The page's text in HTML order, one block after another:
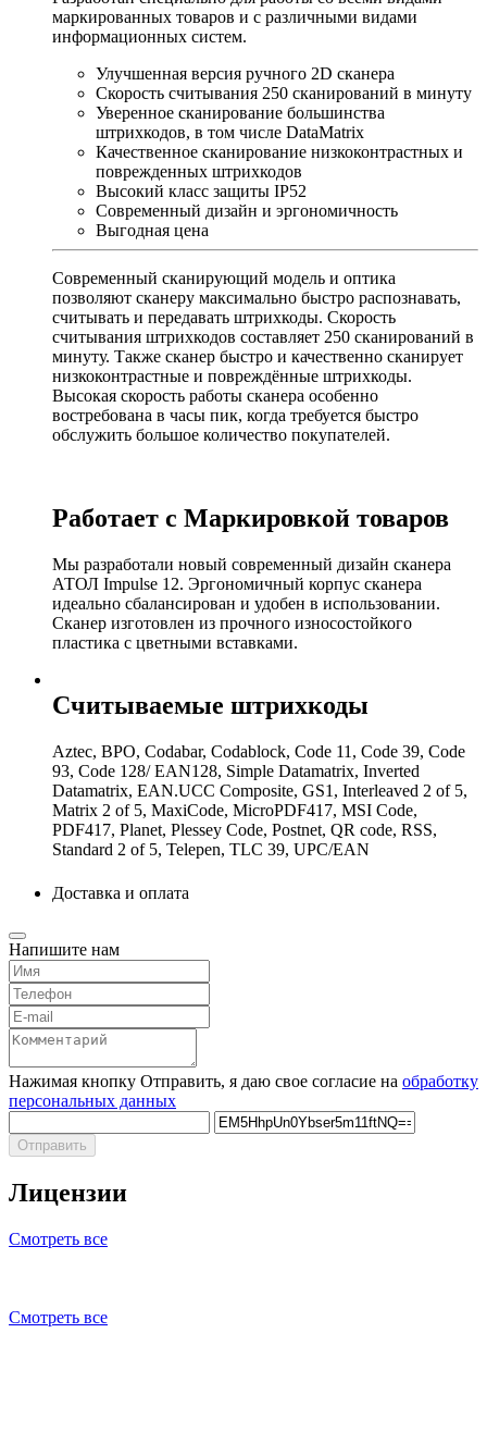
маркированных товаров и с различными видами
информационных систем.
Улучшенная версия ручного 2D сканера
Скорость считывания 250 сканирований в минуту
Уверенное сканирование большинства
штрихкодов, в том числе DataMatrix
Качественное сканирование низкоконтрастных и
поврежденных штрихкодов
Высокий класс защиты IP52
Современный дизайн и эргономичность
Выгодная цена
Современный сканирующий модель и оптика
позволяют сканеру максимально быстро распознавать,
считывать и передавать штрихкоды. Скорость
считывания штрихкодов составляет 250 сканирований в
минуту. Также сканер быстро и качественно сканирует
низкоконтрастные и повреждённые штрихкоды.
Высокая скорость работы сканера особенно
востребована в часы пик, когда требуется быстро
обслужить большое количество покупателей.
Работает с Маркировкой товаров
Мы разработали новый современный дизайн сканера
АТОЛ Impulse 12. Эргономичный корпус сканера
идеально сбалансирован и удобен в использовании.
Сканер изготовлен из прочного износостойкого
пластика с цветными вставками.
Считываемые штрихкоды
Aztec, BPO, Codabar, Codablock, Code 11, Code 39, Code
93, Code 128/ EAN128, Simple Datamatrix, Inverted
Datamatrix, EAN.UCC Composite, GS1, Interleaved 2 of 5,
Matrix 2 of 5, MaxiCode, MicroPDF417, MSI Code,
PDF417, Planet, Plessey Code, Postnet, QR code, RSS,
Standard 2 of 5, Telepen, TLC 39, UPC/EAN
Доставка и оплата
Напишите нам
Нажимая кнопку Отправить, я даю свое согласие на обработку
персональных данных
Отправить
Лицензии
Смотреть все
Смотреть все